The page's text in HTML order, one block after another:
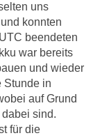
uns
konnten
beendeten
war bereits
und wieder
Stunde in
auf Grund
sind.
für die